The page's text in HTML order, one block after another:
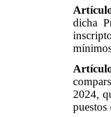
dicha
2024,